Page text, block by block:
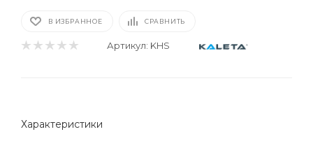
В ИЗБРАННОЕ СРАВНИТЬ
Артикул: KHS
Характеристики